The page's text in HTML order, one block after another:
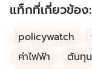
แท็กที่เกี่ยวข้อง:
policywatch
ค่าไฟฟ้า
ต้นทุ